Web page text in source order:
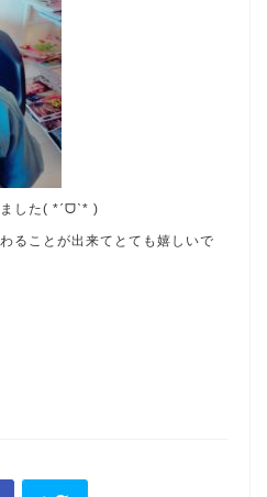
した( *ˊᗜˋ* )
ることが出来てとても嬉しいで